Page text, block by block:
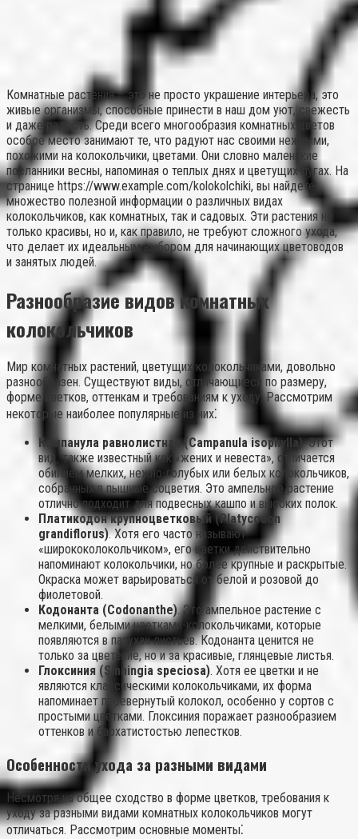
Комнатные растения – это не просто украшение интерьера, это
живые организмы, способные принести в наш дом уют, свежесть
и даже радость. Среди всего многообразия комнатных цветов
особое место занимают те, что радуют нас своими нежными,
похожими на колокольчики, цветами. Они словно маленькие
посланники весны, напоминая о теплых днях и цветущих лугах. На
странице https://www.example.com/kolokolchiki, вы найдете
множество полезной информации о различных видах
колокольчиков, как комнатных, так и садовых. Эти растения не
только красивы, но и, как правило, не требуют сложного ухода,
что делает их идеальным выбором для начинающих цветоводов
и занятых людей.
Разнообразие видов комнатных
колокольчиков
Мир комнатных растений, цветущих колокольчиками, довольно
разнообразен. Существуют виды, отличающиеся по размеру,
форме цветков, оттенкам и требованиям к уходу. Рассмотрим
некоторые наиболее популярные из них⁚
Кампанула равнолистная (Campanula isophylla). Этот
вид, также известный как «жених и невеста», отличается
обилием мелких, нежно-голубых или белых колокольчиков,
собранных в пышные соцветия. Это ампельное растение
отлично подходит для подвесных кашпо и высоких полок.
Платикодон крупноцветковый (Platycodon
grandiflorus). Хотя его часто называют
«ширококолокольчиком», его цветки действительно
напоминают колокольчики, но более крупные и раскрытые.
Окраска может варьироваться от белой и розовой до
фиолетовой.
Кодонанта (Codonanthe). Это ампельное растение с
мелкими, белыми цветками-колокольчиками, которые
появляются в пазухах листьев. Кодонанта ценится не
только за цветение, но и за красивые, глянцевые листья.
Глоксиния (Sinningia speciosa). Хотя ее цветки и не
являются классическими колокольчиками, их форма
напоминает перевернутый колокол, особенно у сортов с
простыми цветками. Глоксиния поражает разнообразием
оттенков и бархатистостью лепестков.
Особенности ухода за разными видами
Несмотря на общее сходство в форме цветков, требования к
уходу за разными видами комнатных колокольчиков могут
отличаться. Рассмотрим основные моменты⁚